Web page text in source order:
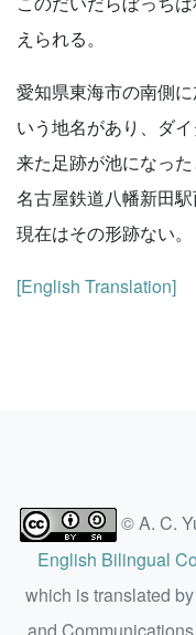
えられる。
愛知県東海市の南側
いう地名があり、ダ
来た足跡が池になった
名古屋鉄道八幡新田
現在はその形跡ない。
[English Translation]
© A. C.
English Bilingual
which is translated